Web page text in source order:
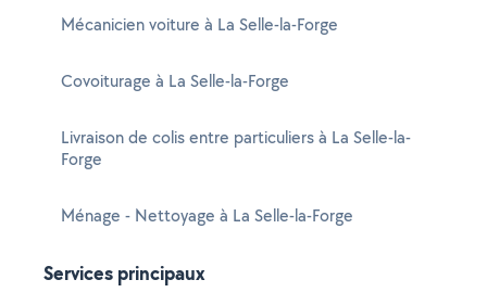
Mécanicien voiture à La Selle-la-Forge
Covoiturage à La Selle-la-Forge
Livraison de colis entre particuliers à La Selle-la-
Forge
Ménage - Nettoyage à La Selle-la-Forge
Services principaux